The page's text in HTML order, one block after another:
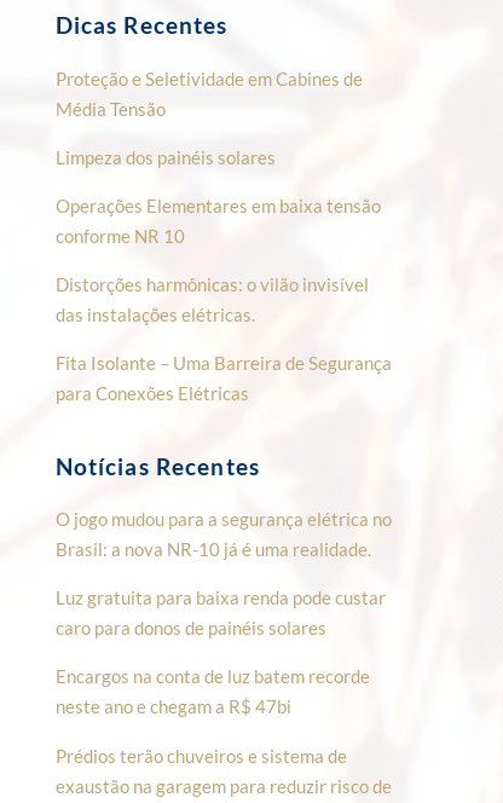
Dicas Recentes
Proteção e Seletividade em Cabines de
Média Tensão
Limpeza dos painéis solares
Operações Elementares em baixa tensão
conforme NR 10
Distorções harmônicas: o vilão invisível
das instalações elétricas.
Fita Isolante – Uma Barreira de Segurança
para Conexões Elétricas
Notícias Recentes
O jogo mudou para a segurança elétrica no
Brasil: a nova NR-10 já é uma realidade.
Luz gratuita para baixa renda pode custar
caro para donos de painéis solares
Encargos na conta de luz batem recorde
neste ano e chegam a R$ 47bi
Prédios terão chuveiros e sistema de
exaustão na garagem para reduzir risco de